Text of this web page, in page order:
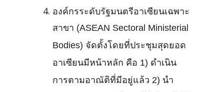
องค์กรระดับรัฐมนตรีอาเซียนเฉพาะ
สาขา (ASEAN Sectoral Ministerial
Bodies) จัดตั้งโดยที่ประชุมสุดยอด
อาเซียนมีหน้าหลัก คือ 1) ดำเนิน
การตามอาณัติที่มีอยู่แล้ว 2) นำ